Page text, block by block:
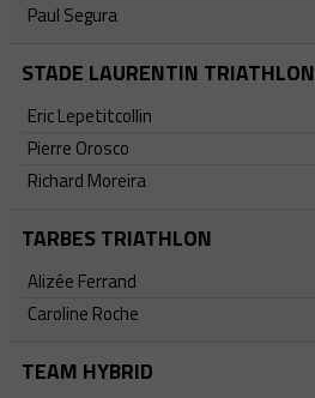
Paul Segura
STADE LAURENTIN TRIATHLON
Eric Lepetitcollin
Pierre Orosco
Richard Moreira
TARBES TRIATHLON
Alizée Ferrand
Caroline Roche
TEAM HYBRID